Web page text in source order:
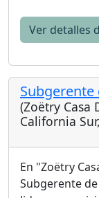
Ver detalles
(Zoëtry Casa
California
En "Zoëtry
Subgerente